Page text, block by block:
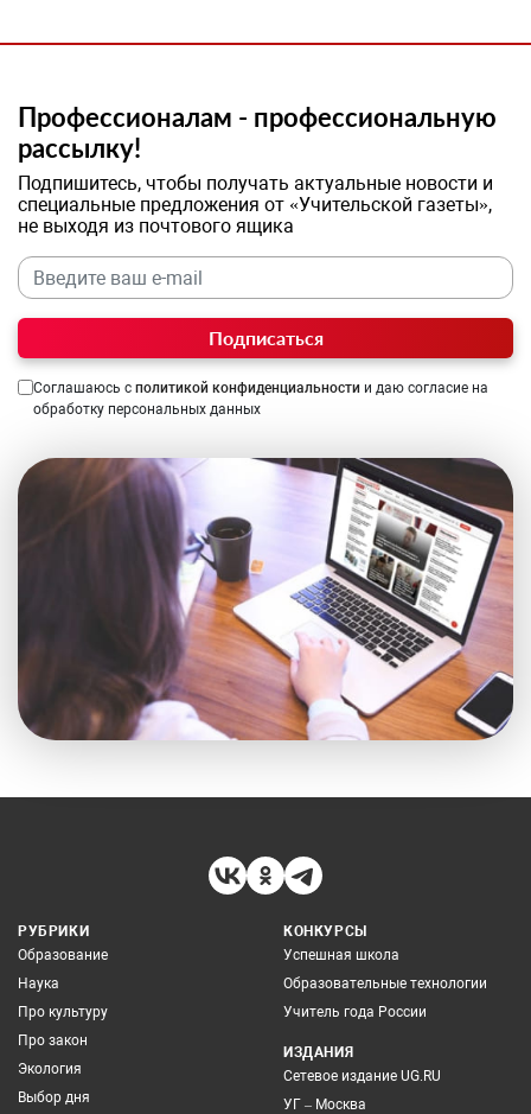
Профессионалам - профессиональную
рассылку!
Подпишитесь, чтобы получать актуальные новости и
специальные предложения от «Учительской газеты»,
не выходя из почтового ящика
Подписаться
Соглашаюсь с политикой конфиденциальности и даю согласие на
обработку персональных данных
РУБРИКИ
Образование
Наука
Про культуру
Про закон
Экология
Выбор дня
КОНКУРСЫ
Успешная школа
Образовательные технологии
Учитель года России
ИЗДАНИЯ
Сетевое издание UG.RU
УГ – Москва